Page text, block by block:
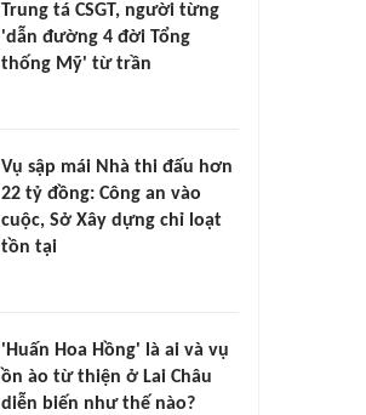
Trung tá CSGT, người từng
'dẫn đường 4 đời Tổng
thống Mỹ' từ trần
Vụ sập mái Nhà thi đấu hơn
22 tỷ đồng: Công an vào
cuộc, Sở Xây dựng chỉ loạt
tồn tại
'Huấn Hoa Hồng' là ai và vụ
ồn ào từ thiện ở Lai Châu
diễn biến như thế nào?